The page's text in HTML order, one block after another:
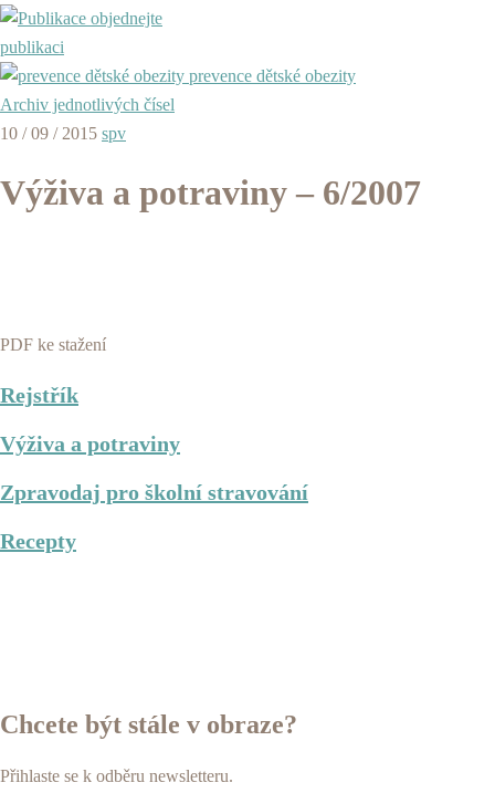
objednejte
publikaci
prevence dětské obezity
Archiv jednotlivých čísel
10 / 09 / 2015 spv
Výživa a potraviny – 6/2007
PDF ke stažení
Rejstřík
Výživa a potraviny
Zpravodaj pro školní stravování
Recepty
Chcete být stále v obraze?
Přihlaste se k odběru newsletteru.